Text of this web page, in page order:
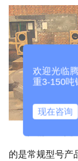
按需加工是我
的是常规型号产
欢迎光临
重3-150吨
现在咨询